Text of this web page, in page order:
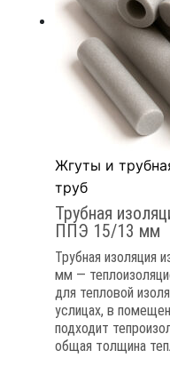
Жгуты и
труб
Трубная
ППЭ 15/13 мм
Трубная изоляция
мм —
для тепловой
услицах, в
подходит
общая толщина